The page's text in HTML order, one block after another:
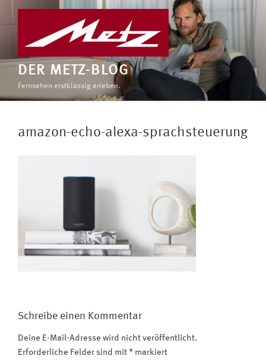
DER METZ-BLOG
Fernsehen erstklassig erleben.
amazon-echo-alexa-sprachsteuerung
Schreibe einen Kommentar
Deine E-Mail-Adresse wird nicht veröffentlicht.
Erforderliche Felder sind mit * markiert